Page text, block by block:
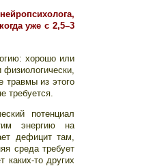
уже с 2,5–3
хорошо или
травмы из этого
требуется.
потенциал
энергию на
дефицит там,
среда требует
каких-то других